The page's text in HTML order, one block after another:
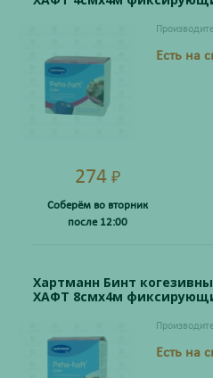
Есть на
274 ₽
Соберём во вторник
после 12:00
Хартманн Бинт
ХАФТ 8смх4м
Есть на